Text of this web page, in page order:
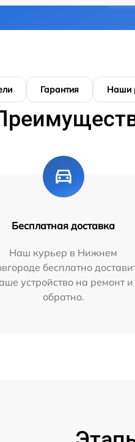
Гарантия Наши
Бесплатная доставка
Наш курьер в Нижнем
бесплатно
устройство на ремонт и
обратно.